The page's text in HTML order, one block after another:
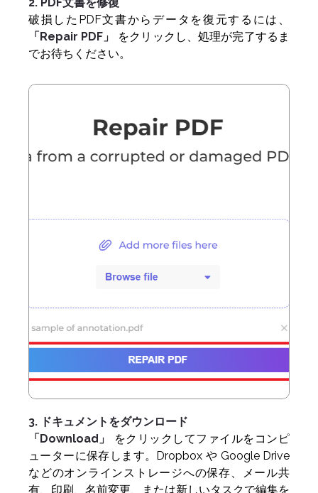
破損したPDF文書からデータを復元するには、
「Repair PDF」
をクリックし、処理が完了するま
でお待ちください。
3. ドキュメントをダウンロード
「Download」
をクリックしてファイルをコンピ
ューターに保存します。Dropbox や Google Drive
などのオンラインストレージへの保存、メール共
有、印刷、名前変更、または新しいタスクで編集を